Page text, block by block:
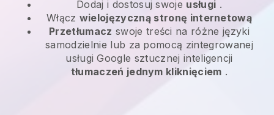
Dodaj i dostosuj swoje usługi .
Włącz wielojęzyczną stronę internetową
Przetłumacz swoje treści na różne języki
samodzielnie lub za pomocą zintegrowanej
usługi Google sztucznej inteligencji
tłumaczeń jednym kliknięciem .